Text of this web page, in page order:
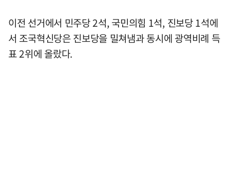
이전 선거에서 민주당 2석, 국민의힘 1석, 진보당 1석에
서 조국혁신당은 진보당을 밀쳐냄과 동시에 광역비례 득
표 2위에 올랐다.